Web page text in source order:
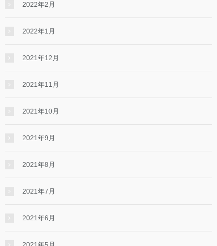
2022年2月
2022年1月
2021年12月
2021年11月
2021年10月
2021年9月
2021年8月
2021年7月
2021年6月